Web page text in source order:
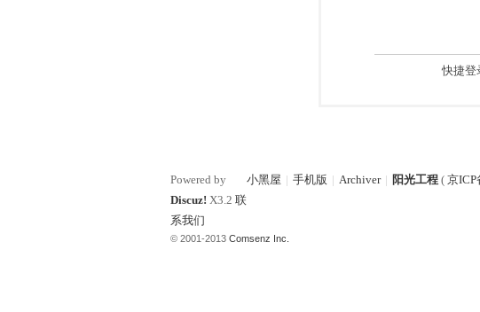
快捷登
小黑屋 | 手机版 | Archiver | 阳光工程 ( 京ICP
Powered by
Discuz! X3.2 联
系我们
© 2001-2013 Comsenz Inc.